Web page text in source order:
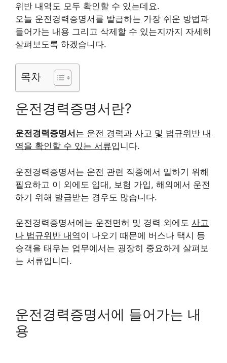
위반 내역도 모두 확인할 수 있는데요.
오늘 운전경력증명서를 발급하는 가장 쉬운 방법과
들어가는 내용 그리고 삭제할 수 있는지까지 자세히
살펴보도록 하겠습니다.
목차
운전경력증명서란?
운전경력증명서 는 운전 경력과 사고 및 법규위반 내
역을 확인할 수 있는 서류입니다.
운전경력증명서는 운전 관련 직종에서 일하기 위해
필요하고 이 외에도 입대, 보험 가입, 해외에서 운전
하기 위해 발급받는 경우도 많습니다.
운전경력증명서에는 운전면허 및 경력 외에도 사고
나 법규위반 내역이 나오기 때문에 버스나 택시 등
승객을 태우는 업무에서는 굉장히 중요하게 살펴보
는 서류입니다.
운전경력증명서에 들어가는 내
용